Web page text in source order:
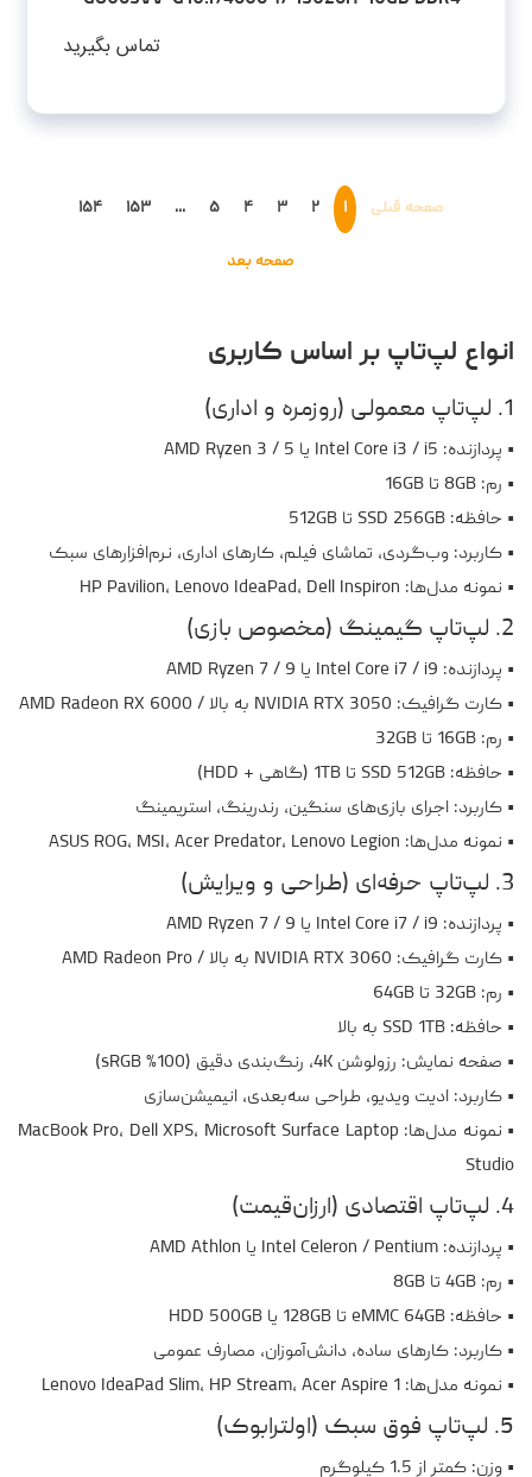
تماس بگیرید
صفحه قبلی ۱ ۲ ۳ ۴ ۵ ۱۵۳ ۱۵۴
صفحه بعد
انواع لپ‌تاپ بر اساس کاربری
1. لپ‌تاپ معمولی (روزمره و اداری)
• پردازنده: Intel Core i3 / i5 یا AMD Ryzen 3 / 5
• رم: 8GB تا 16GB
• حافظه: SSD 256GB تا 512GB
• کاربرد: وب‌گردی، تماشای فیلم، کارهای اداری، نرم‌افزارهای سبک
• نمونه مدل‌ها: HP Pavilion، Lenovo IdeaPad، Dell Inspiron
2. لپ‌تاپ گیمینگ (مخصوص بازی)
• پردازنده: Intel Core i7 / i9 یا AMD Ryzen 7 / 9
• کارت گرافیک: NVIDIA RTX 3050 به بالا / AMD Radeon RX 6000
• رم: 16GB تا 32GB
• حافظه: SSD 512GB تا 1TB (گاهی + HDD)
• کاربرد: اجرای بازی‌های سنگین، رندرینگ، استریمینگ
• نمونه مدل‌ها: ASUS ROG، MSI، Acer Predator، Lenovo Legion
3. لپ‌تاپ حرفه‌ای (طراحی و ویرایش)
• پردازنده: Intel Core i7 / i9 یا AMD Ryzen 7 / 9
• کارت گرافیک: NVIDIA RTX 3060 به بالا / AMD Radeon Pro
• رم: 32GB تا 64GB
• حافظه: SSD 1TB به بالا
• صفحه نمایش: رزولوشن 4K، رنگ‌بندی دقیق (100% sRGB)
• کاربرد: ادیت ویدیو، طراحی سه‌بعدی، انیمیشن‌سازی
• نمونه مدل‌ها: MacBook Pro، Dell XPS، Microsoft Surface Laptop
Studio
4. لپ‌تاپ اقتصادی (ارزان‌قیمت)
• پردازنده: Intel Celeron / Pentium یا AMD Athlon
• رم: 4GB تا 8GB
• حافظه: eMMC 64GB تا 128GB یا HDD 500GB
• کاربرد: کارهای ساده، دانش‌آموزان، مصارف عمومی
• نمونه مدل‌ها: Lenovo IdeaPad Slim، HP Stream، Acer Aspire 1
5. لپ‌تاپ فوق سبک (اولترابوک)
• وزن: کمتر از 1.5 کیلوگرم